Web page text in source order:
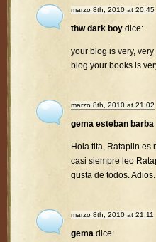
marzo 8th, 2010 at 20:45
thw dark boy dice:
your blog is very,
blog your books is
marzo 8th, 2010 at 21:02
gema esteban barba
Hola tita, Rataplin es
casi siempre leo
gusta de todos. Adios.
marzo 8th, 2010 at 21:11
gema dice: